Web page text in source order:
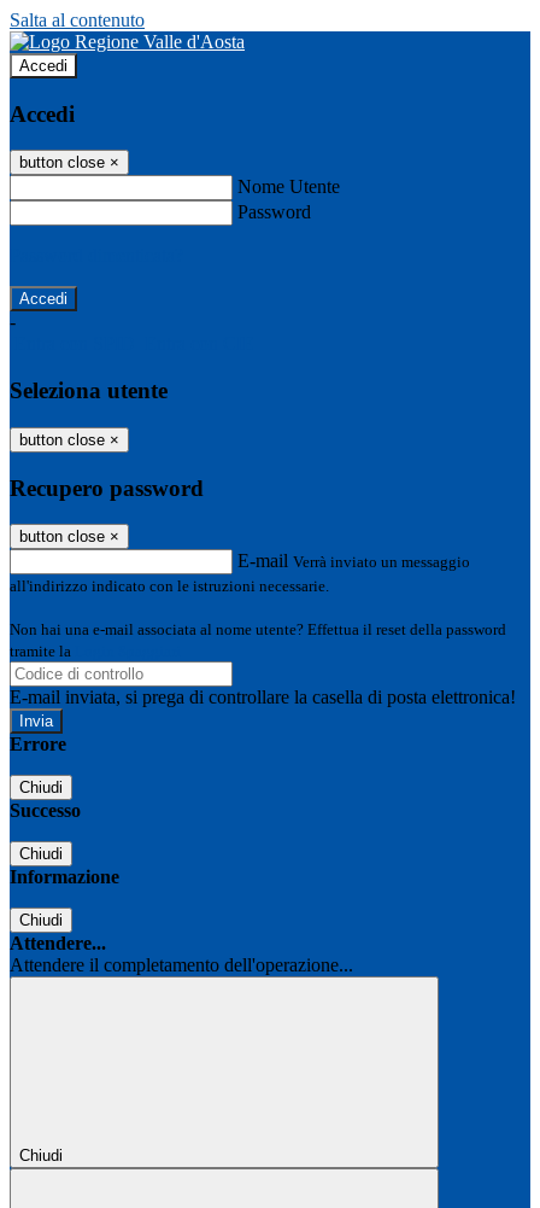
Salta al contenuto
Accedi
Accedi
button close ×
Nome Utente
Password
-
Seleziona utente
button close ×
Recupero password
button close ×
E-mail Verrà inviato un messaggio
all'indirizzo indicato con le istruzioni necessarie.
Non hai una e-mail associata al nome utente? Effettua il reset della password
tramite la
E-mail inviata, si prega di controllare la casella di posta elettronica!
Errore
Chiudi
Successo
Chiudi
Informazione
Chiudi
Attendere...
Attendere il completamento dell'operazione...
Chiudi